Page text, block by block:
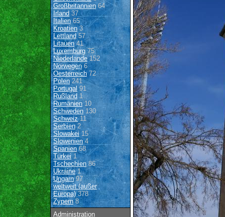
Großbritannien64
Irland 37
Italien65
Kroatien3
Lettland57
Litauen41
Luxemburg 75
Niederlande152
Norwegen6
Oesterreich72
Polen 241
Portugal91
Rußland 1
Rumänien10
Schweden 130
Schweiz11
Serbien2
Slowakei15
Slowenien4
Spanien68
Türkei1
Tschechien 86
Ukraine1
Ungarn97
weltweit (außer
Europa)378
Zypern8
Administration